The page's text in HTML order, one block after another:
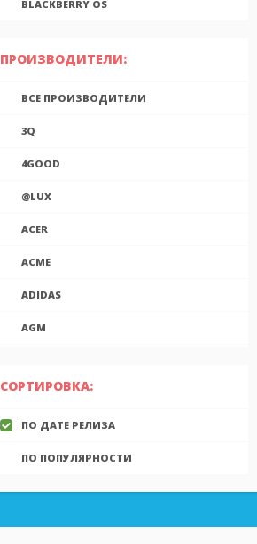
BLACKBERRY OS
ПРОИЗВОДИТЕЛИ:
ВСЕ ПРОИЗВОДИТЕЛИ
3Q
4GOOD
@LUX
ACER
ACME
ADIDAS
AGM
AIGO
AINOL
AIRON
ALCATEL
ALLVIEW
СОРТИРОВКА:
ПО ДАТЕ РЕЛИЗА
ПО ПОПУЛЯРНОСТИ